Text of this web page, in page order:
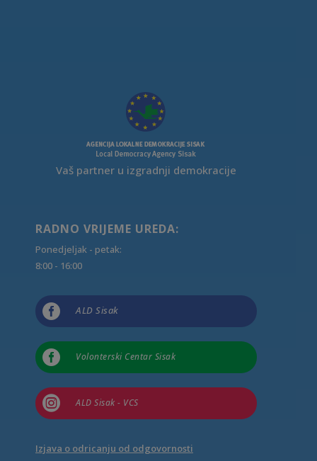
Vaš partner u izgradnji demokracije
RADNO VRIJEME UREDA:
Ponedjeljak - petak:
8:00 - 16:00
 ALD Sisak
 Volonterski Centar Sisak
 ALD Sisak - VCS
Izjava o odricanju od odgovornosti